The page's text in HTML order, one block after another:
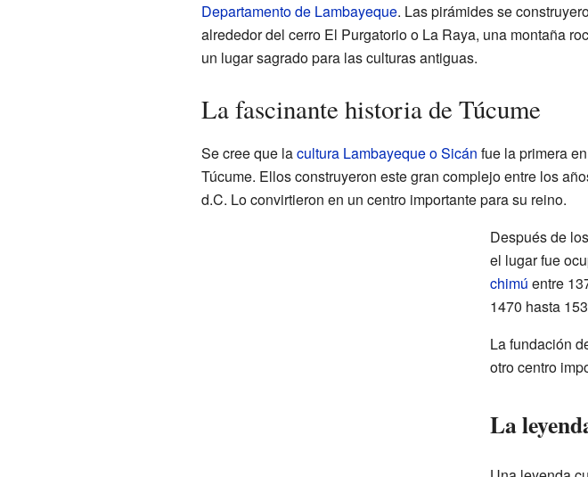
Departamento de Lambayeque. Las pirámides se
alrededor del cerro El Purgatorio o La Raya, una montaña
un lugar sagrado para las culturas antiguas.
La fascinante historia de Túcume
Se cree que lacultura Lambayeque o Sicán fue la primera
Túcume. Ellos construyeron este gran complejo entre los
d.C. Lo convirtieron en un centro importante para su reino.
Después de
el lugar fue
chimú entre
1470 hasta
La fundación
otro centro
La